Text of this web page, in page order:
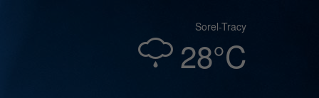
Sorel-Tracy
28°C